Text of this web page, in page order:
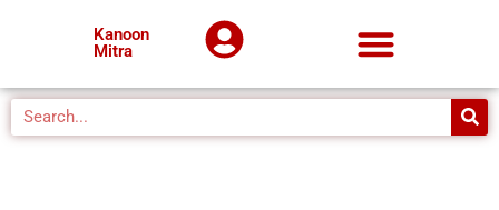
Kanoon
Mitra